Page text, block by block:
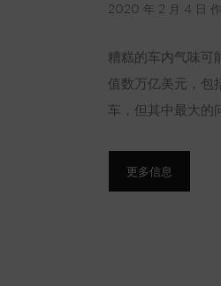
2020 年 2 月 4 日
糟糕的车内气味可
值数万亿美元，包
车，但其中最大的
更多信息